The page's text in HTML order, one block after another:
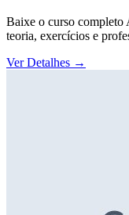
Baixe o curso completo
teoria, exercícios e
Ver Detalhes →